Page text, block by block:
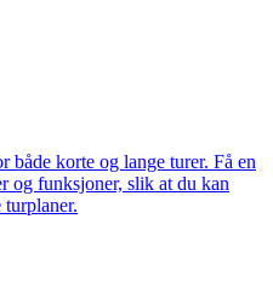
korte og lange turer. Få en
og funksjoner, slik at du kan
turplaner.